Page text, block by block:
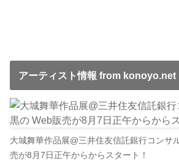
アーティスト情報 from konoyo.net
大城舞華作品展@三井住友信託銀行コンサ
売が8月7日正午からからスタート！